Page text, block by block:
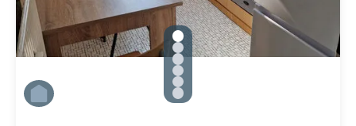
gallery.slide_selector
Zu Slide 1 wechseln
Zu Slide 2 wechseln
Zu Slide 3 wechseln
Zu Slide 4 wechseln
Zu Slide 5 wechseln
Zu Slide 6 wechseln